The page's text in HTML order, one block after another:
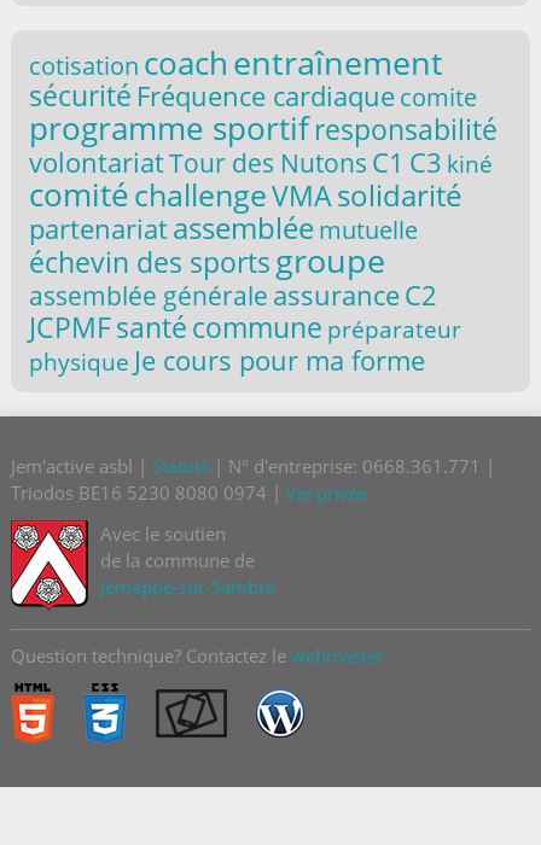
cotisation coachentraînement
sécurité Fréquence cardiaquecomite
programme sportifresponsabilité
volontariatTour des Nutons C1 C3 kiné
comitéchallengeVMAsolidarité
partenariatassembléemutuelle
échevin des sportsgroupe
assemblée générale assuranceC2
JCPMFsantécommune préparateur
physique Je cours pour ma forme
Jem'active asbl | Statuts| N° d'entreprise: 0668.361.771 |
Triodos BE16 5230 8080 0974 | Vie privée
Avec le soutien
de la commune de
Jemeppe-sur-Sambre
Question technique? Contactez le webmaster